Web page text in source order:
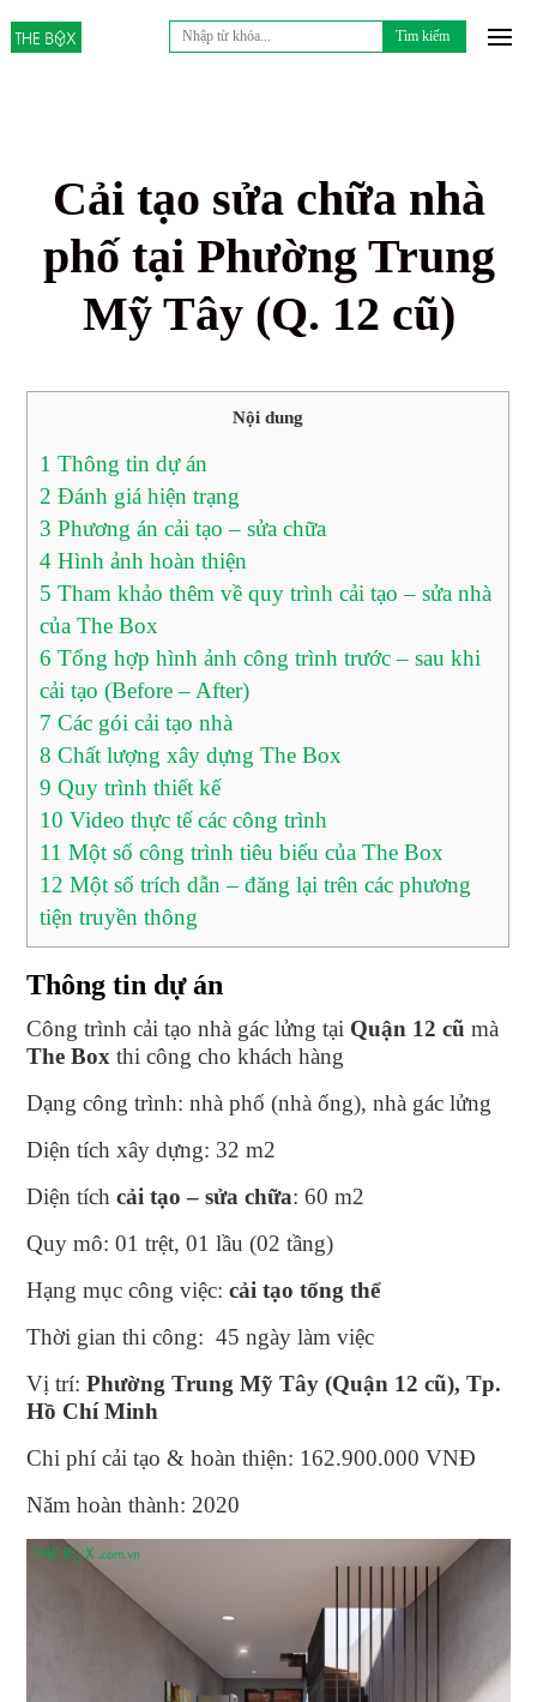
Tìm
kiếm
Cải tạo sửa chữa nhà
phố tại Phường Trung
Mỹ Tây (Q. 12 cũ)
Nội dung
1 Thông tin dự án
2 Đánh giá hiện trạng
3 Phương án cải tạo – sửa chữa
4 Hình ảnh hoàn thiện
5 Tham khảo thêm về quy trình cải tạo – sửa nhà
của The Box
6 Tổng hợp hình ảnh công trình trước – sau khi
cải tạo (Before – After)
7 Các gói cải tạo nhà
8 Chất lượng xây dựng The Box
9 Quy trình thiết kế
10 Video thực tế các công trình
11 Một số công trình tiêu biểu của The Box
12 Một số trích dẫn – đăng lại trên các phương
tiện truyền thông
Thông tin dự án
Công trình cải tạo nhà gác lửng tại Quận 12 cũ mà
The Box thi công cho khách hàng
Dạng công trình: nhà phố (nhà ống), nhà gác lửng
Diện tích xây dựng: 32 m2
Diện tíchcải tạo – sửa chữa: 60 m2
Quy mô: 01 trệt, 01 lầu (02 tầng)
Hạng mục công việc:cải tạo tổng thể
Thời gian thi công: 45 ngày làm việc
Vị trí: Phường Trung Mỹ Tây (Quận 12 cũ), Tp.
Hồ Chí Minh
Chi phí cải tạo & hoàn thiện: 162.900.000 VNĐ
Năm hoàn thành: 2020